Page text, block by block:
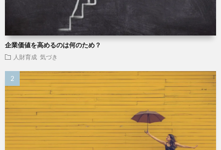
企業価値を高めるのは何のため？
人財育成 気づき